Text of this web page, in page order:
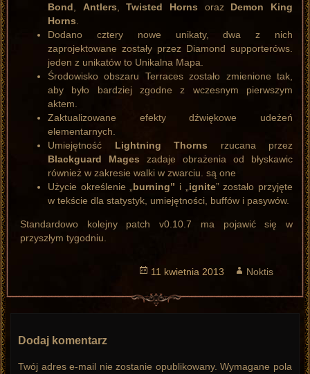
Bond, Antlers,Twisted Horns oraz Demon King
Horns.
Dodano cztery nowe unikaty, dwa z nich
zaprojektowane zostały przez Diamond supporteróws.
jeden z unikatów to Unikalna Mapa.
Środowisko obszaru Terraces zostało zmienione tak,
aby było bardziej zgodne z wczesnym pierwszym
aktem.
Zaktualizowane efekty dźwiękowe udeżeń
elementarnych.
Umiejętność Lightning Thorns rzucana przez
Blackguard Mages zadaje obrażenia od błyskawic
również w zakresie walki w zwarciu. są one
Użycie określenie „burning” i „ignite” zostało przyjęte
w tekście dla statystyk, umiejętności, buffów i pasywów.
Standardowo kolejny patch v0.10.7 ma pojawić się w
przyszłym tygodniu.
Opublikowano
11 kwietnia 2013 Autor
Noktis
Dodaj komentarz
Twój adres e-mail nie zostanie opublikowany. Wymagane pola